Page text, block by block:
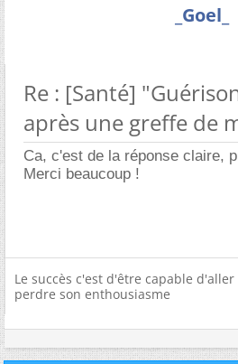
_Goel_
Re : [Santé]
après une greffe de
Ca, c'est de la réponse claire,
Merci beaucoup !
Le succès c'est d'être capable
perdre son enthousiasme